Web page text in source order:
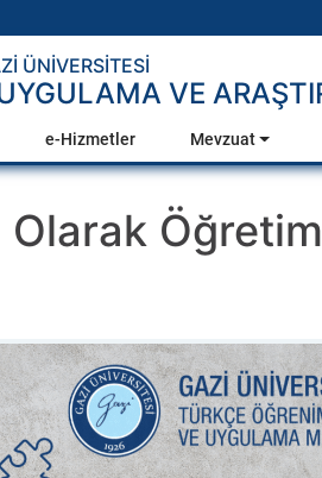
ÜNİVERSİTESİ
VE
e-Hizmetler Mevzuat